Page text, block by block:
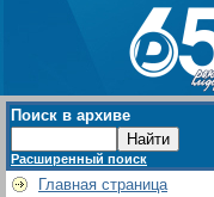
Поиск в архиве
Расширенный поиск
Главная страница